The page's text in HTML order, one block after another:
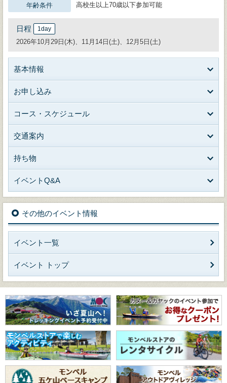
年齢条件 高校生以上70歳以下参加可能
日程 1day
2026年10月29日(木)、11月14日(土)、12月5日(土)
基本情報
お申し込み
コース・スケジュール
交通案内
持ち物
イベントQ&A
その他のイベント情報
イベント一覧
イベント トップ